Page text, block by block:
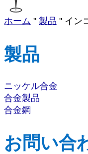
ホーム " 製品 " イン
製品
ニッケル合金
合金製品
合金鋼
お問い合